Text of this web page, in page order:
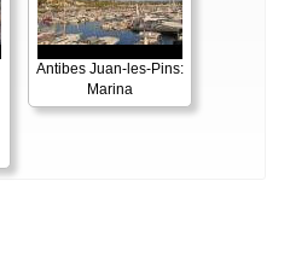
Antibes Juan-les-Pins:
Marina